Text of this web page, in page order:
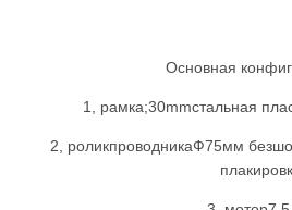
Основная
1, рамка;30mmстальная
2, роликпроводникаФ75мм